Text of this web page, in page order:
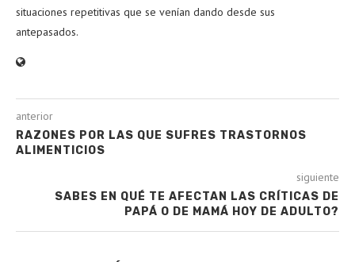
situaciones repetitivas que se venían dando desde sus
antepasados.
anterior
RAZONES POR LAS QUE SUFRES TRASTORNOS
ALIMENTICIOS
siguiente
SABES EN QUÉ TE AFECTAN LAS CRÍTICAS DE
PAPÁ O DE MAMÁ HOY DE ADULTO?